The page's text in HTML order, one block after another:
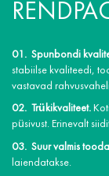
Spunbondi
stabiilse kvaliteedi,
vastavad
Trükikvaliteet.
püsivust. Erinevalt
Suur valmis
laiendatakse.